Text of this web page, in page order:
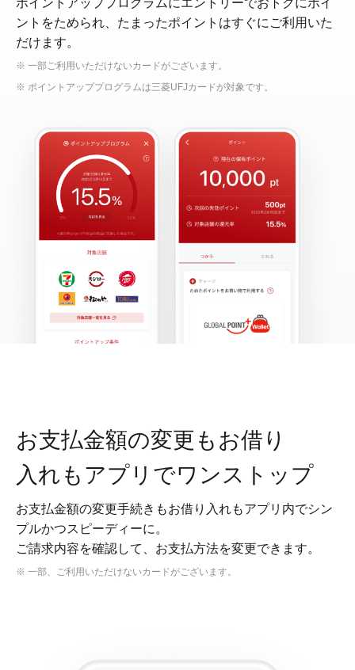
ポイントアッププログラムにエントリーでおトクにポイ
ントをためられ、たまったポイントはすぐにご利用いた
だけます。
※ 一部ご利用いただけないカードがございます。
※ ポイントアッププログラムは三菱UFJカードが対象です。
お支払金額の変更もお借り
入れもアプリでワンストップ
お支払金額の変更手続きもお借り入れもアプリ内でシン
プルかつスピーディーに。
ご請求内容を確認して、お支払方法を変更できます。
※ 一部、ご利用いただけないカードがございます。